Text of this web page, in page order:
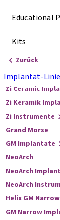
Educational
Kits
Zurück
Implantat-
Zi Ceramic
Zi Keramik
Zi Instrumente
Grand Morse
GM Implantate
NeoArch
NeoArch
NeoArch
Helix GM Narrow
GM Narrow